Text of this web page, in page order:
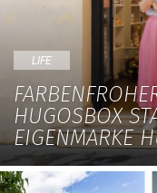
LIFE
HUGOSBOX
EIGENMARKE